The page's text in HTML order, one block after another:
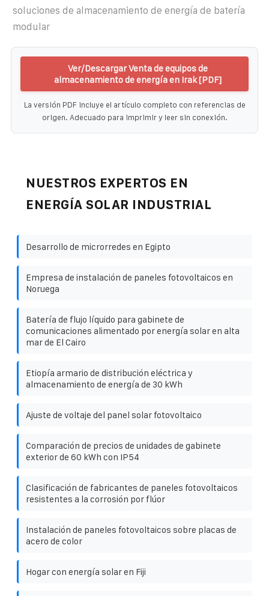
soluciones de almacenamiento de energía de batería
modular
Ver/Descargar Venta de equipos de
almacenamiento de energía en Irak [PDF]
La versión PDF incluye el artículo completo con referencias de
origen. Adecuado para imprimir y leer sin conexión.
NUESTROS EXPERTOS EN
ENERGÍA SOLAR INDUSTRIAL
Desarrollo de microrredes en Egipto
Empresa de instalación de paneles fotovoltaicos en
Noruega
Batería de flujo líquido para gabinete de
comunicaciones alimentado por energía solar en alta
mar de El Cairo
Etiopía armario de distribución eléctrica y
almacenamiento de energía de 30 kWh
Ajuste de voltaje del panel solar fotovoltaico
Comparación de precios de unidades de gabinete
exterior de 60 kWh con IP54
Clasificación de fabricantes de paneles fotovoltaicos
resistentes a la corrosión por flúor
Instalación de paneles fotovoltaicos sobre placas de
acero de color
Hogar con energía solar en Fiji